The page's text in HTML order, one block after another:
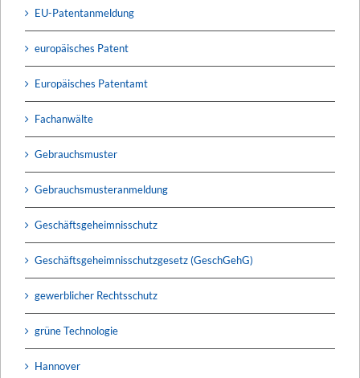
EU-Patentanmeldung
europäisches Patent
Europäisches Patentamt
Fachanwälte
Gebrauchsmuster
Gebrauchsmusteranmeldung
Geschäftsgeheimnisschutz
Geschäftsgeheimnisschutzgesetz (GeschGehG)
gewerblicher Rechtsschutz
grüne Technologie
Hannover